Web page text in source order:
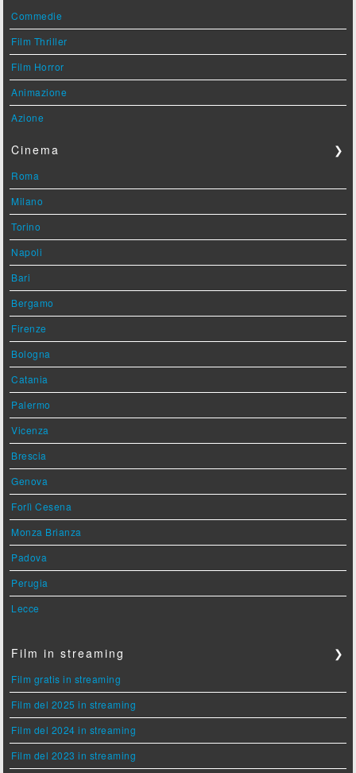
Commedie
Film Thriller
Film Horror
Animazione
Azione
Cinema ❯
Roma
Milano
Torino
Napoli
Bari
Bergamo
Firenze
Bologna
Catania
Palermo
Vicenza
Brescia
Genova
Forlì Cesena
Monza Brianza
Padova
Perugia
Lecce
Film in streaming ❯
Film gratis in streaming
Film del 2025 in streaming
Film del 2024 in streaming
Film del 2023 in streaming